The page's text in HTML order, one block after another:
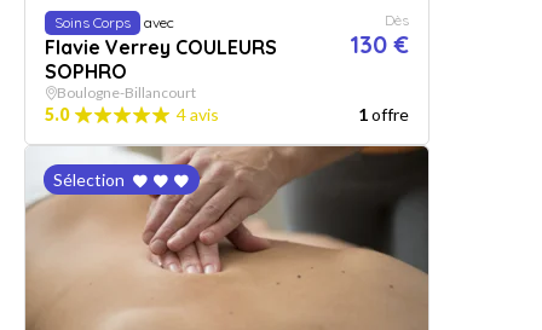
Soins Corps avec
Flavie Verrey COULEURS
SOPHRO
Dès
130 €
Boulogne-Billancourt
5.0 4 avis 1offre
Sélection